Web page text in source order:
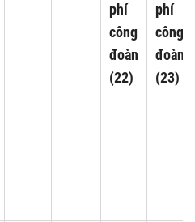
phí
công
đoàn
(22)
phí
công
đoàn
(23)